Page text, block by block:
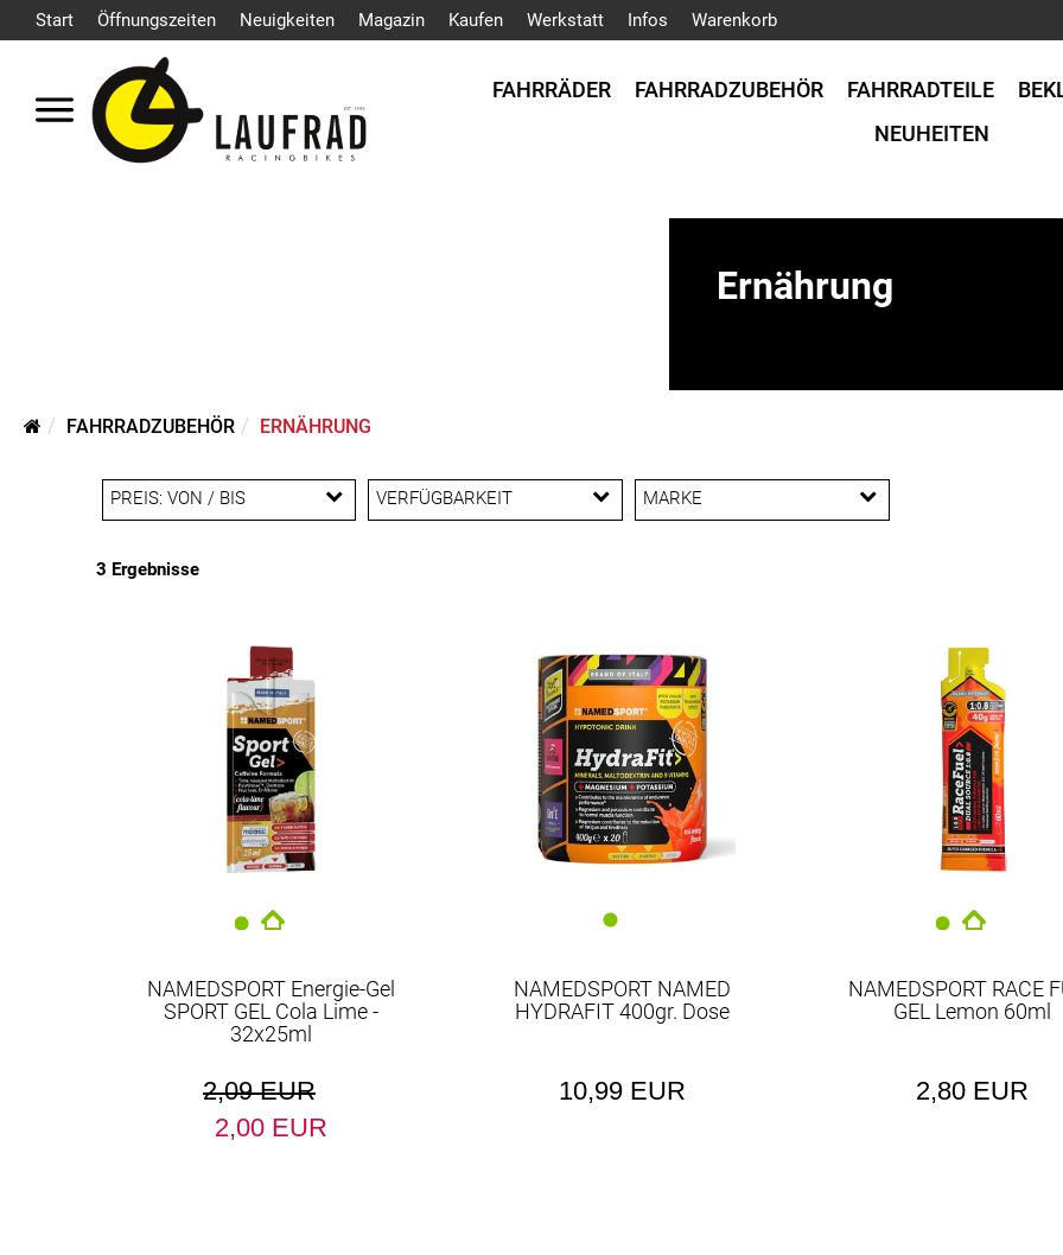
Start Öffnungszeiten Neuigkeiten Magazin Kaufen Werkstatt Infos Warenkorb
FAHRRÄDER FAHRRADZUBEHÖR FAHRRADTEILE
NEUHEITEN
Ernährung
FAHRRADZUBEHÖR ERNÄHRUNG
PREIS: VON / BIS VERFÜGBARKEIT MARKE
3 Ergebnisse
NAMEDSPORT Energie-Gel
SPORT GEL Cola Lime -
32x25ml
2,09 EUR
2,00 EUR
NAMEDSPORT NAMED
HYDRAFIT 400gr. Dose
10,99 EUR
NAMEDSPORT RACE
GEL Lemon 60ml
2,80 EUR